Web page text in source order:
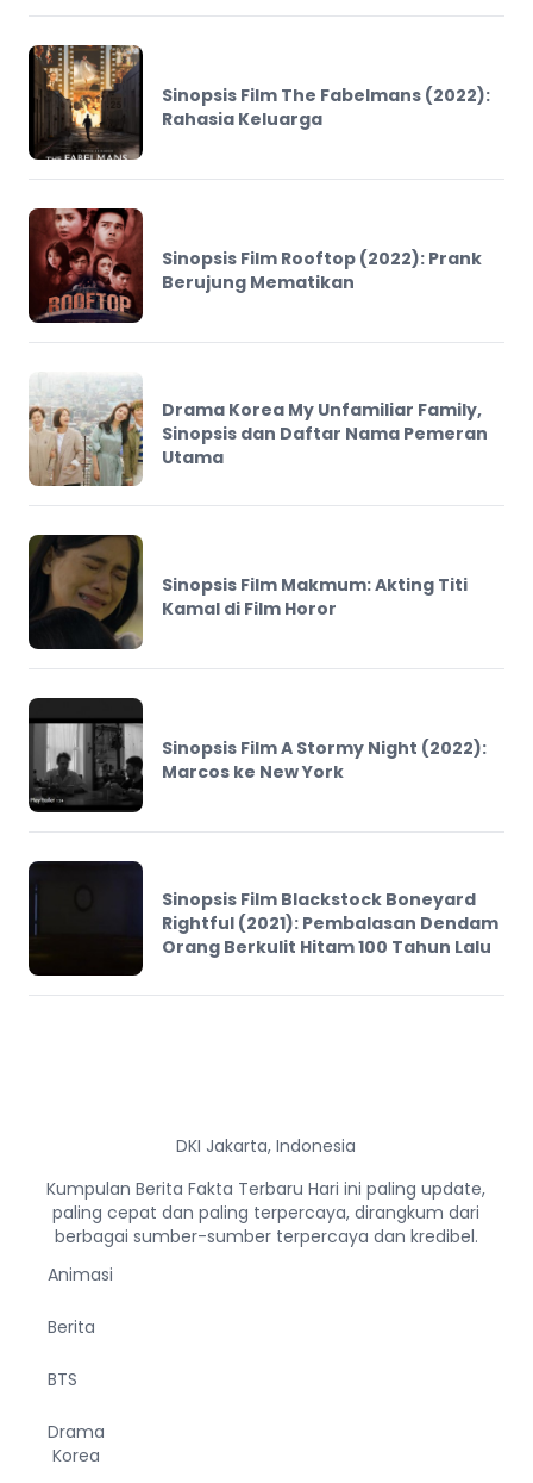
Sinopsis Film The Fabelmans (2022):
Rahasia Keluarga
Sinopsis Film Rooftop (2022): Prank
Berujung Mematikan
Drama Korea My Unfamiliar Family,
Sinopsis dan Daftar Nama Pemeran
Utama
Sinopsis Film Makmum: Akting Titi
Kamal di Film Horor
Sinopsis Film A Stormy Night (2022):
Marcos ke New York
Sinopsis Film Blackstock Boneyard
Rightful (2021): Pembalasan Dendam
Orang Berkulit Hitam 100 Tahun Lalu
DKI Jakarta, Indonesia
Kumpulan Berita Fakta Terbaru Hari ini paling update,
paling cepat dan paling terpercaya, dirangkum dari
berbagai sumber-sumber terpercaya dan kredibel.
Animasi
Berita
BTS
Drama
Korea